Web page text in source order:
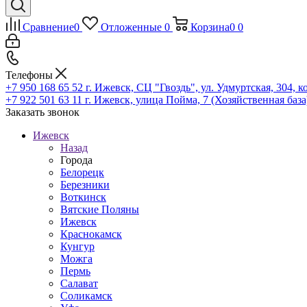
Сравнение0 Отложенные 0 Корзина0 0
Телефоны
+7 950 168 65 52 г. Ижевск, СЦ "Гвоздь", ул. Удмуртская, 304,
+7 922 501 63 11 г. Ижевск, улица Пойма, 7 (Хозяйственная
Заказать звонок
Ижевск
Назад
Города
Белорецк
Березники
Воткинск
Вятские Поляны
Ижевск
Краснокамск
Кунгур
Можга
Пермь
Салават
Соликамск